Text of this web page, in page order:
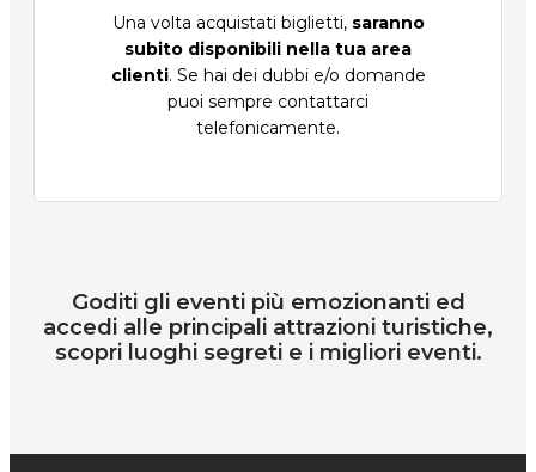
Una volta acquistati biglietti, saranno
subito disponibili nella tua area
clienti. Se hai dei dubbi e/o domande
puoi sempre contattarci
telefonicamente.
Goditi gli eventi più emozionanti ed
accedi alle principali attrazioni turistiche,
scopri luoghi segreti e i migliori eventi.